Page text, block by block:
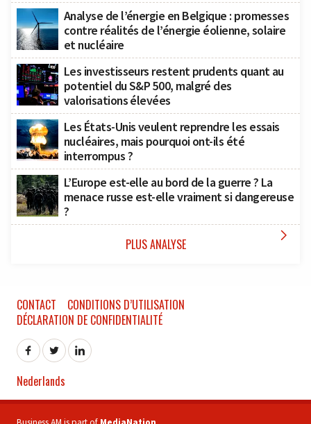
Analyse de l’énergie en Belgique : promesses
contre réalités de l’énergie éolienne, solaire
et nucléaire
Les investisseurs restent prudents quant au
potentiel du S&P 500, malgré des
valorisations élevées
Les États-Unis veulent reprendre les essais
nucléaires, mais pourquoi ont-ils été
interrompus ?
L’Europe est-elle au bord de la guerre ? La
menace russe est-elle vraiment si dangereuse
?
PLUS ANALYSE 
CONTACT
CONDITIONS D’UTILISATION
DÉCLARATION DE CONFIDENTIALITÉ
Nederlands